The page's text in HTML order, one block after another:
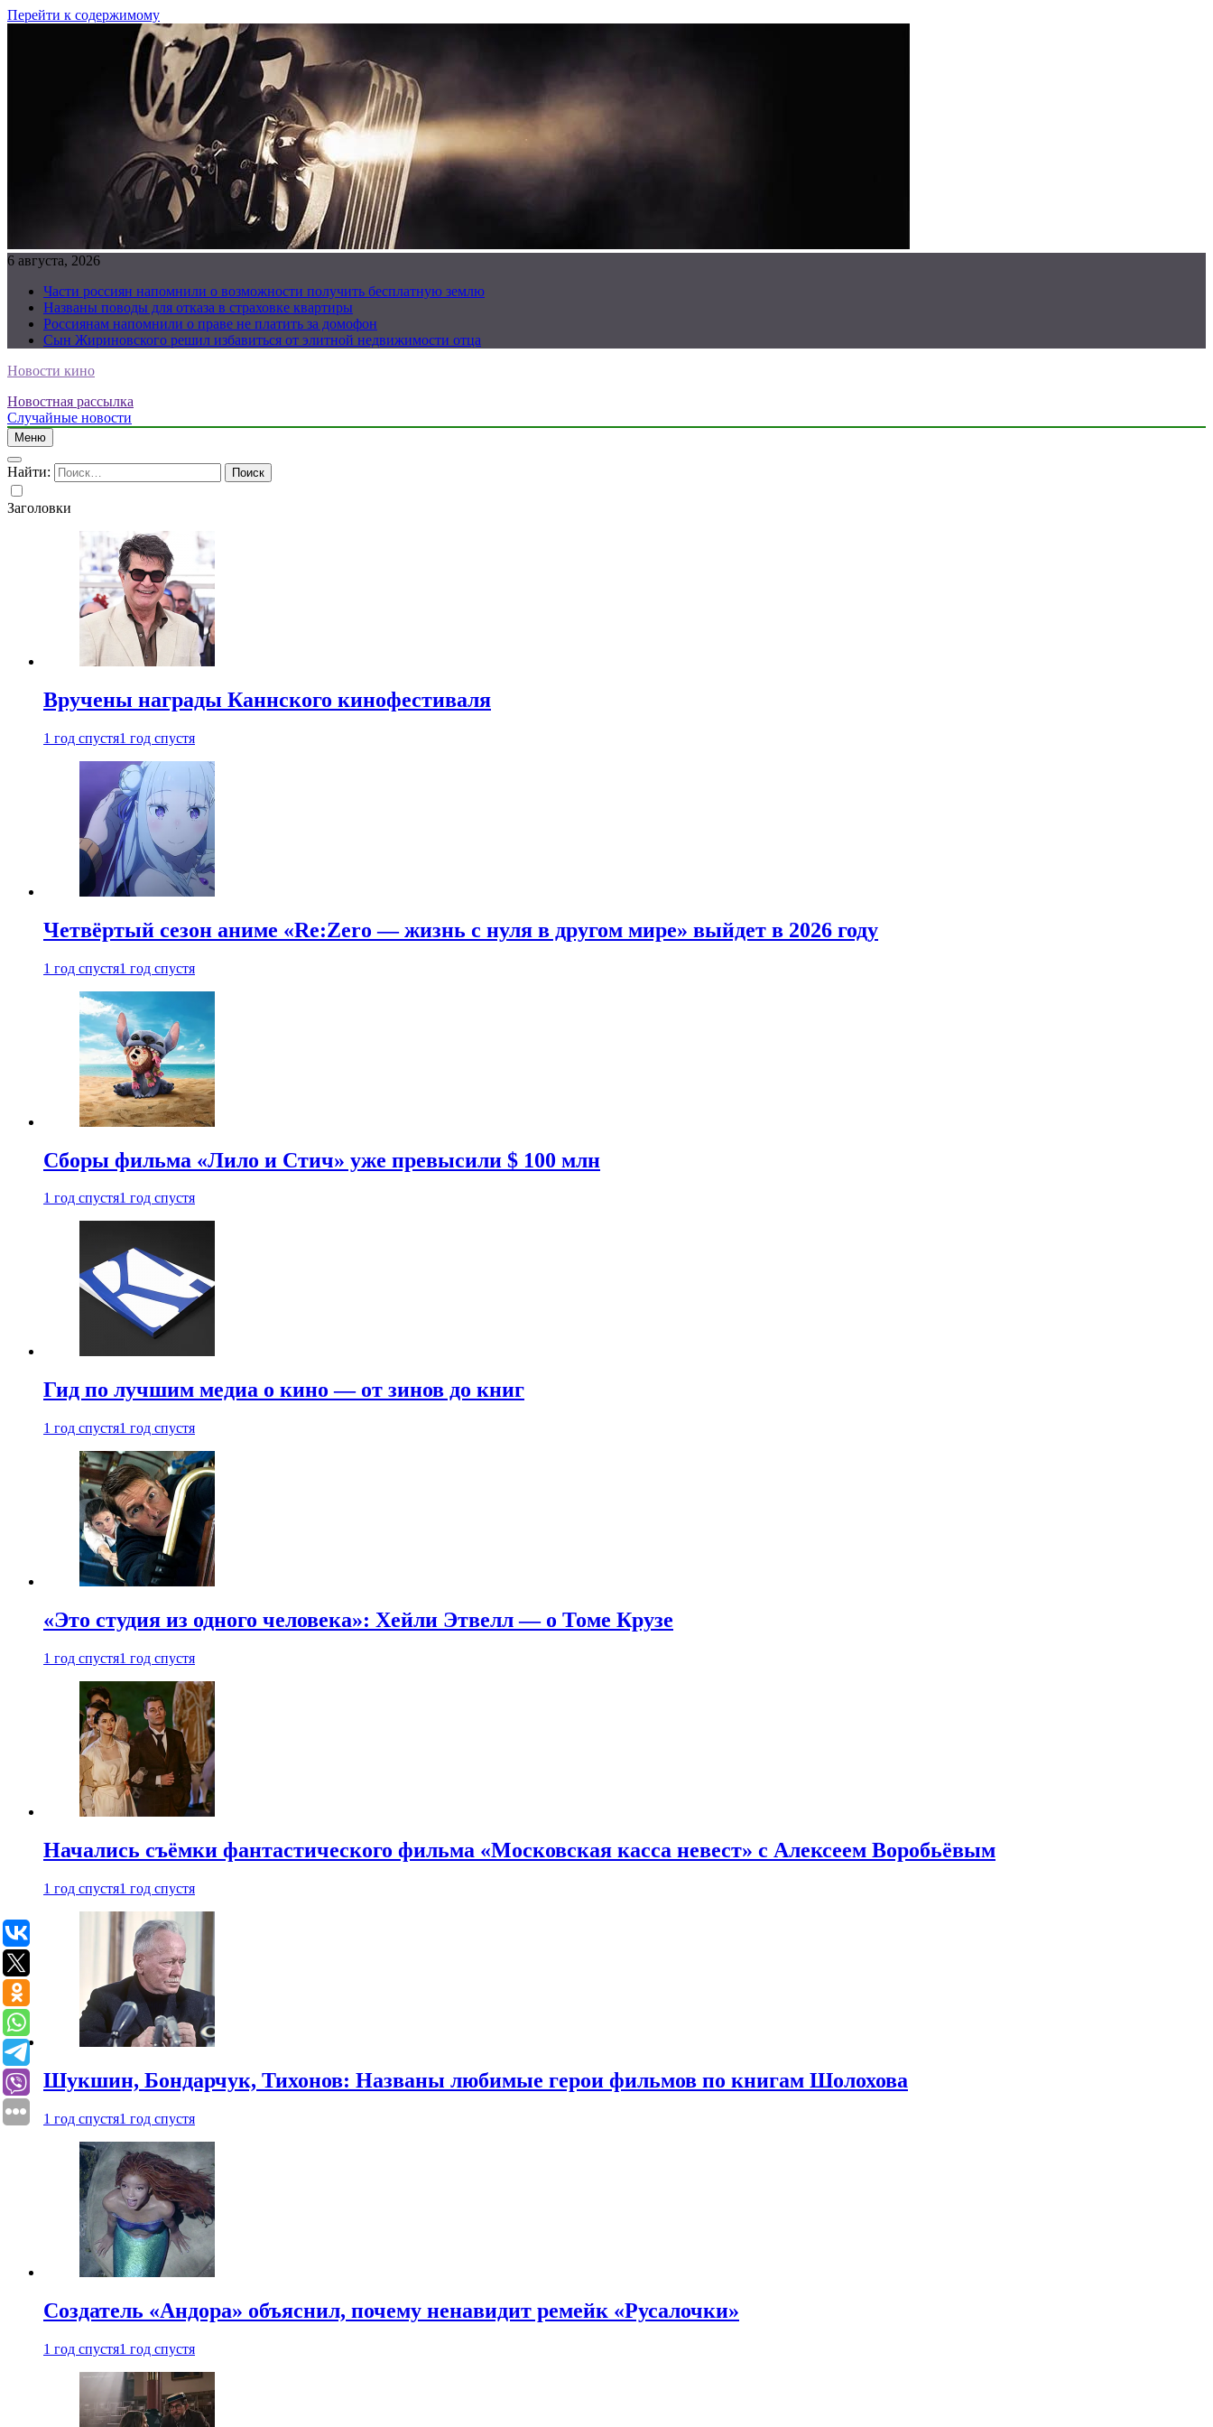
Перейти к содержимому
6 августа, 2026
Части россиян напомнили о возможности получить бесплатную землю
Названы поводы для отказа в страховке квартиры
Россиянам напомнили о праве не платить за домофон
Сын Жириновского решил избавиться от элитной недвижимости отца
Новости кино
Новостная рассылка
Случайные новости
Меню
Найти:
Заголовки
Вручены награды Каннского кинофестиваля
1 год спустя1 год спустя
Четвёртый сезон аниме «Re:Zero — жизнь с нуля в другом мире» выйдет в 2026 году
1 год спустя1 год спустя
Сборы фильма «Лило и Стич» уже превысили $ 100 млн
1 год спустя1 год спустя
Гид по лучшим медиа о кино — от зинов до книг
1 год спустя1 год спустя
«Это студия из одного человека»: Хейли Этвелл — о Томе Крузе
1 год спустя1 год спустя
Начались съёмки фантастического фильма «Московская касса невест» с Алексеем Воробьёвым
1 год спустя1 год спустя
Шукшин, Бондарчук, Тихонов: Названы любимые герои фильмов по книгам Шолохова
1 год спустя1 год спустя
Создатель «Андора» объяснил, почему ненавидит ремейк «Русалочки»
1 год спустя1 год спустя